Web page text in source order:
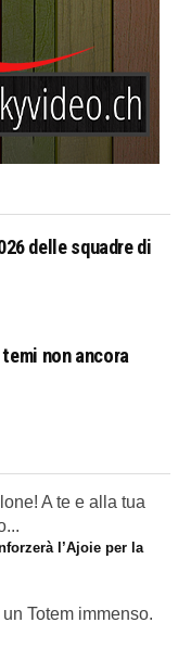
delle squadre di
non ancora
A te e alla tua
l’Ajoie per la
Totem immenso.